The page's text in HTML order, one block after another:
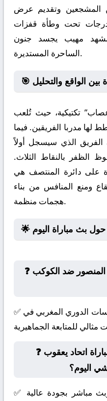
المشجعين وتقديم عرض
تحت وطأة قفزات
مشهد مهيب يجسد جنون
الساحرة المستديرة.
بين الواقع والتحليل
تكتيكية، حيث تُلعب
لها مدربا الفريقين. فيما
الذي سيسجل أولاً
من حظوظ الظفر بالنقاط الثلاث.
على دائرة المنتصف هي
ومنع المنافس من بناء
هجمات منظمة.
حول بث مباراة اليوم
❓ متى يبدأ لقاء اتحاد يعقوب المنصور ضد الكوكب
✅ تقام المباراة اليوم ضمن منافسات الدوري المغربي في
❓ هل تذيع أي قناة مفتوحة مباراة اتحاد يعقوب
اليوم؟
✅ عبر موقعنا بتغطية حصرية وبث مباشر بجودة عالية